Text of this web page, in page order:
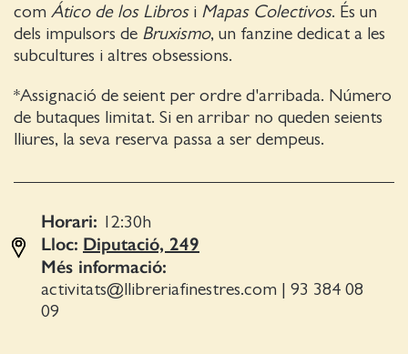
com Ático de los Librosi Mapas Colectivos. És un
dels impulsors de Bruxismo, un fanzine dedicat a les
subcultures i altres obsessions.
*Assignació de seient per ordre d'arribada. Número
de butaques limitat. Si en arribar no queden seients
lliures, la seva reserva passa a ser dempeus.
Horari: 12:30 h
Lloc: Diputació, 249
Més informació:
activitats@llibreriafinestres.com
93 384 08
09